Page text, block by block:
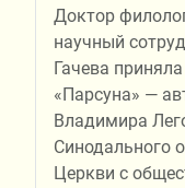
Доктор
научный
Гачева
«Парсуна» —
Владимира
Синодального
Церкви с